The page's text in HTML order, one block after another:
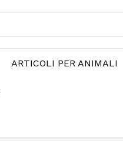
ARTICOLI PER ANIMALI